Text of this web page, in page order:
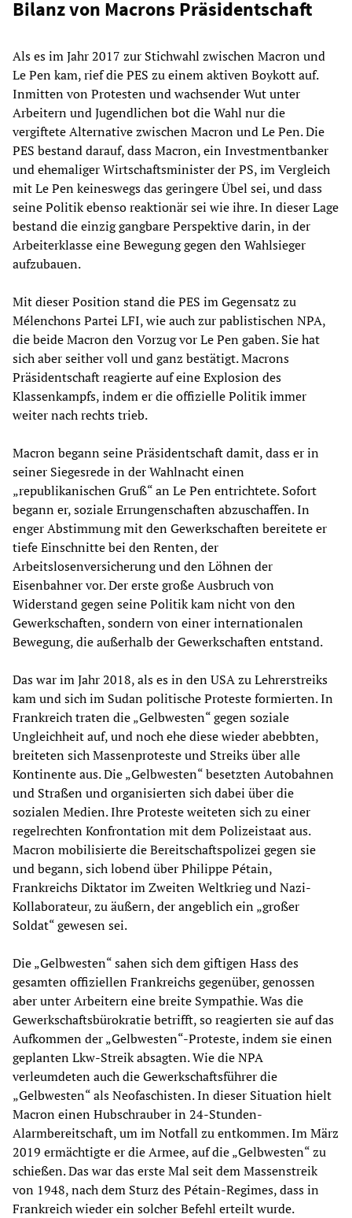
Bilanz von Macrons Präsidentschaft
Als es im Jahr 2017 zur Stichwahl zwischen Macron und
Le Pen kam, rief die PES zu einem aktiven Boykott auf.
Inmitten von Protesten und wachsender Wut unter
Arbeitern und Jugendlichen bot die Wahl nur die
vergiftete Alternative zwischen Macron und Le Pen. Die
PES bestand darauf, dass Macron, ein Investmentbanker
und ehemaliger Wirtschaftsminister der PS, im Vergleich
mit Le Pen keineswegs das geringere Übel sei, und dass
seine Politik ebenso reaktionär sei wie ihre. In dieser Lage
bestand die einzig gangbare Perspektive darin, in der
Arbeiterklasse eine Bewegung gegen den Wahlsieger
aufzubauen.
Mit dieser Position stand die PES im Gegensatz zu
Mélenchons Partei LFI, wie auch zur pablistischen NPA,
die beide Macron den Vorzug vor Le Pen gaben. Sie hat
sich aber seither voll und ganz bestätigt. Macrons
Präsidentschaft reagierte auf eine Explosion des
Klassenkampfs, indem er die offizielle Politik immer
weiter nach rechts trieb.
Macron begann seine Präsidentschaft damit, dass er in
seiner Siegesrede in der Wahlnacht einen
„republikanischen Gruß“ an Le Pen entrichtete. Sofort
begann er, soziale Errungenschaften abzuschaffen. In
enger Abstimmung mit den Gewerkschaften bereitete er
tiefe Einschnitte bei den Renten, der
Arbeitslosenversicherung und den Löhnen der
Eisenbahner vor. Der erste große Ausbruch von
Widerstand gegen seine Politik kam nicht von den
Gewerkschaften, sondern von einer internationalen
Bewegung, die außerhalb der Gewerkschaften entstand.
Das war im Jahr 2018, als es in den USA zu Lehrerstreiks
kam und sich im Sudan politische Proteste formierten. In
Frankreich traten die „Gelbwesten“ gegen soziale
Ungleichheit auf, und noch ehe diese wieder abebbten,
breiteten sich Massenproteste und Streiks über alle
Kontinente aus. Die „Gelbwesten“ besetzten Autobahnen
und Straßen und organisierten sich dabei über die
sozialen Medien. Ihre Proteste weiteten sich zu einer
regelrechten Konfrontation mit dem Polizeistaat aus.
Macron mobilisierte die Bereitschaftspolizei gegen sie
und begann, sich lobend über Philippe Pétain,
Frankreichs Diktator im Zweiten Weltkrieg und Nazi-
Kollaborateur, zu äußern, der angeblich ein „großer
Soldat“ gewesen sei.
Die „Gelbwesten“ sahen sich dem giftigen Hass des
gesamten offiziellen Frankreichs gegenüber, genossen
aber unter Arbeitern eine breite Sympathie. Was die
Gewerkschaftsbürokratie betrifft, so reagierten sie auf das
Aufkommen der „Gelbwesten“-Proteste, indem sie einen
geplanten Lkw-Streik absagten. Wie die NPA
verleumdeten auch die Gewerkschaftsführer die
„Gelbwesten“ als Neofaschisten. In dieser Situation hielt
Macron einen Hubschrauber in 24-Stunden-
Alarmbereitschaft, um im Notfall zu entkommen. Im März
2019 ermächtigte er die Armee, auf die „Gelbwesten“ zu
schießen. Das war das erste Mal seit dem Massenstreik
von 1948, nach dem Sturz des Pétain-Regimes, dass in
Frankreich wieder ein solcher Befehl erteilt wurde.